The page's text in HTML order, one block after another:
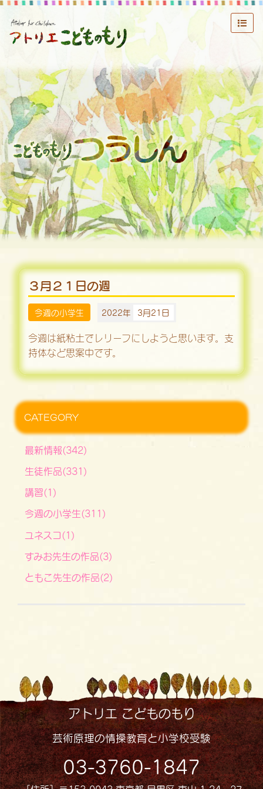
３月２１日の週
今週の小学生 2022年 3月21日
今週は紙粘土でレリーフにしようと思います。支
持体など思案中です。
CATEGORY
最新情報(342)
生徒作品(331)
講習(1)
今週の小学生(311)
ユネスコ(1)
すみお先生の作品(3)
ともこ先生の作品(2)
アトリエ こどものもり
芸術原理の情操教育と小学校受験
03-3760-1847